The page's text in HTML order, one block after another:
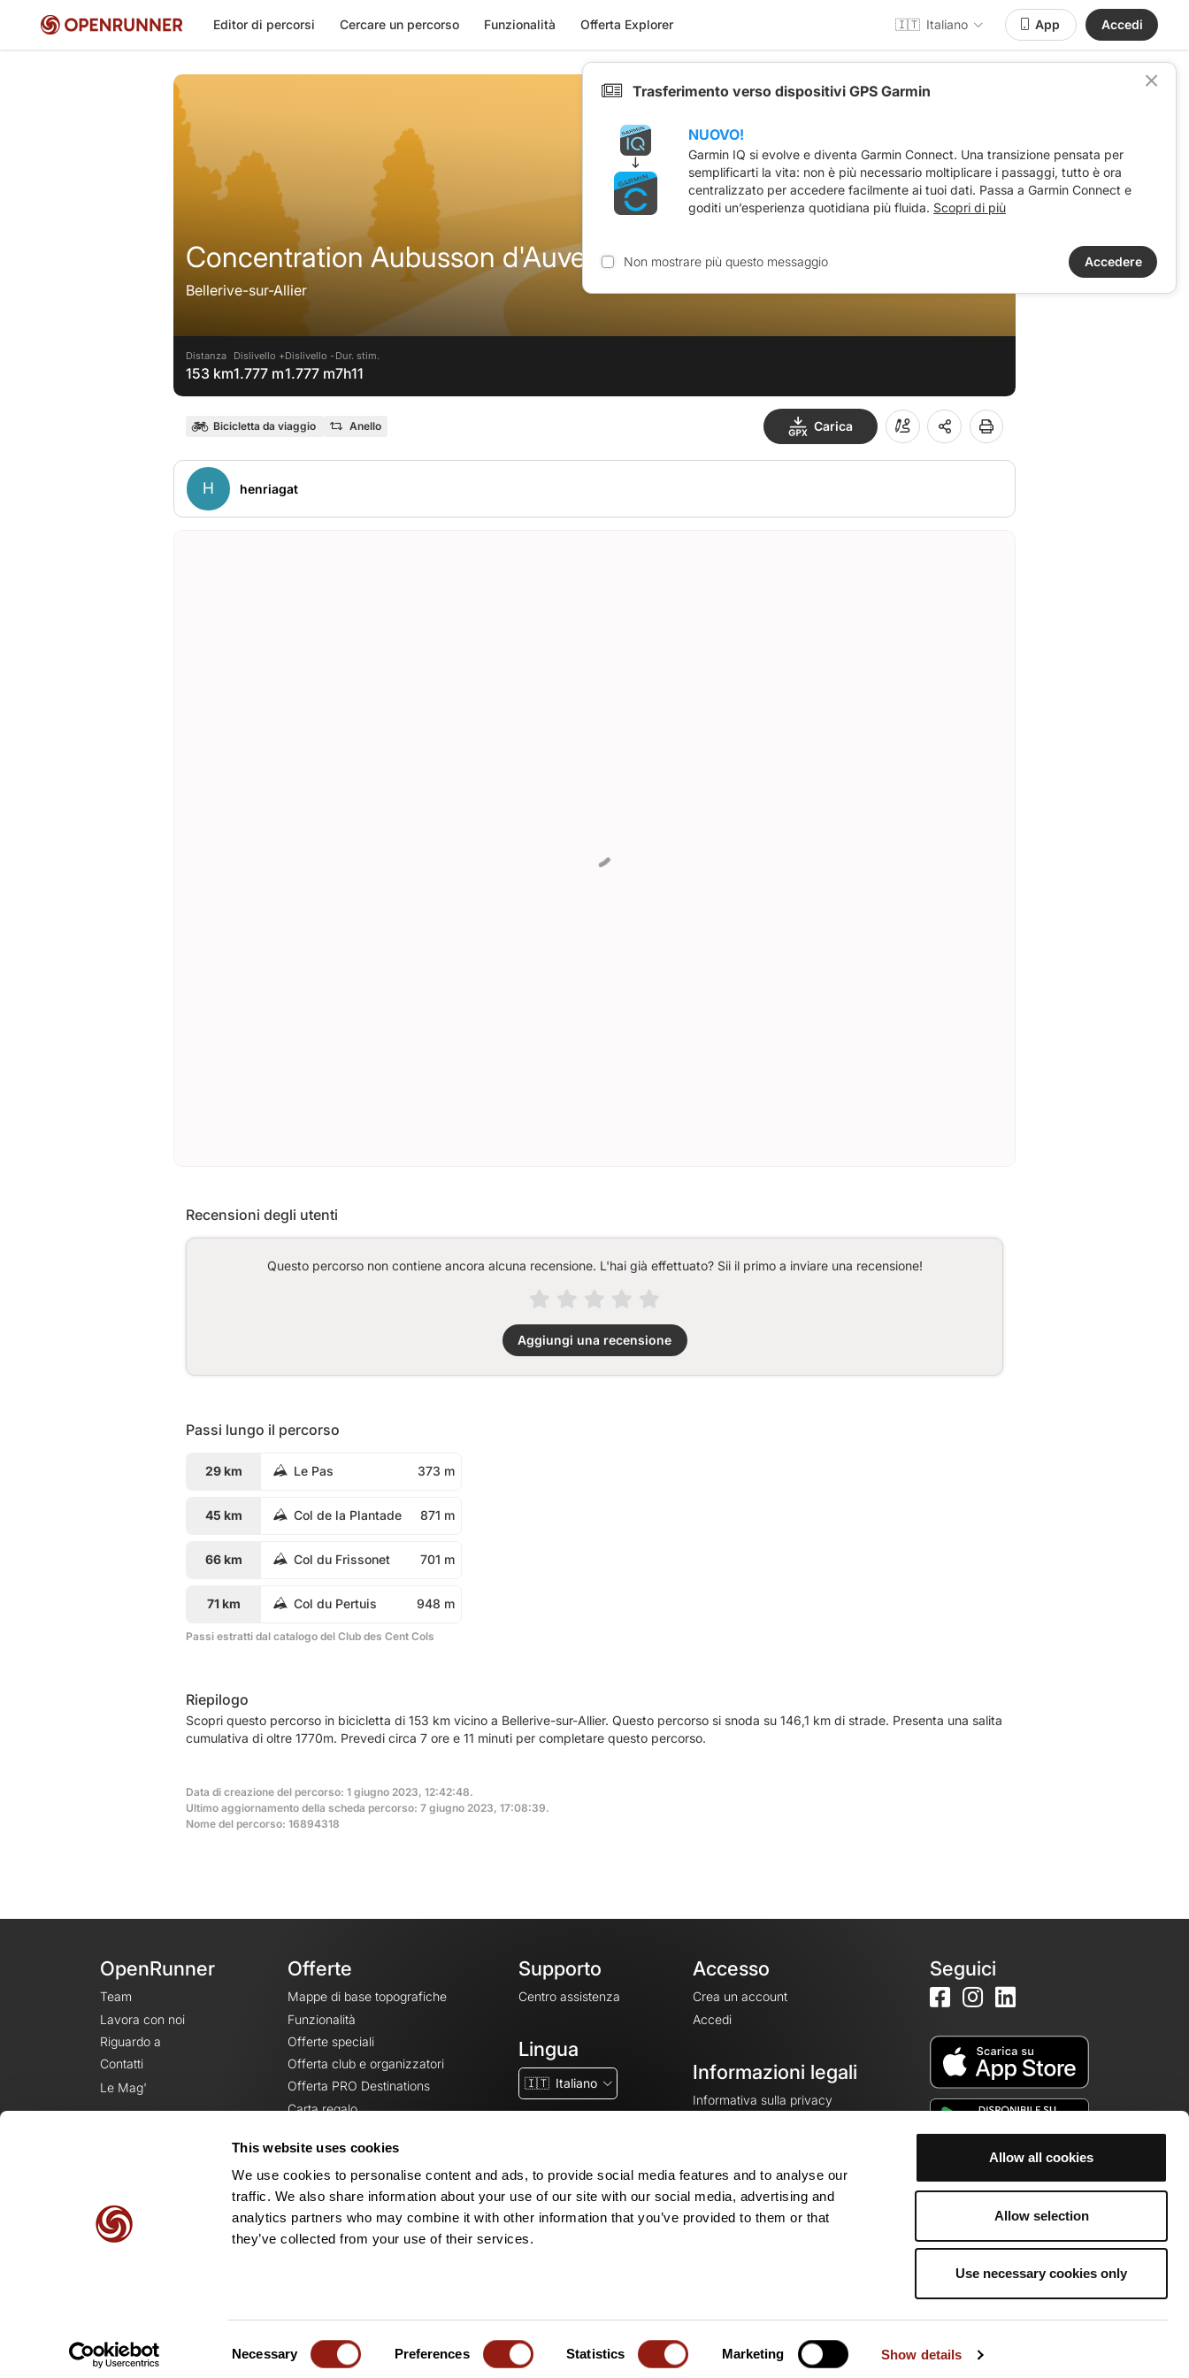
This website uses cookies
We use cookies to personalise content and ads, to provide social media features and to analyse our
traffic. We also share information about your use of our site with our social media, advertising and
analytics partners who may combine it with other information that you’ve provided to them or that
they’ve collected from your use of their services.
Necessary Preferences Statistics Marketing Show details
Allow all cookies
Allow selection
Use necessary cookies only
Editor di percorsi Cercare un percorso Funzionalità Offerta Explorer 🇮🇹 Italiano App Accedi
Concentration Aubusson d'Auvergne 153 km D1800
Bellerive-sur-Allier
Distanza
153 km
Dislivello +
1.777 m
Dislivello -
1.777 m
Dur. stim.
7h11
Bicicletta da viaggio Anello Carica
H henriagat
Recensioni degli utenti
Questo percorso non contiene ancora alcuna recensione. L'hai già effettuato? Sii il primo a inviare una recensione!
Aggiungi una recensione
Passi lungo il percorso
29 km Le Pas 373 m
45 km Col de la Plantade 871 m
66 km Col du Frissonet 701 m
71 km Col du Pertuis 948 m
Passi estratti dal catalogo del Club des Cent Cols
Riepilogo
Scopri questo percorso in bicicletta di 153 km vicino a Bellerive-sur-Allier. Questo percorso si snoda su 146,1 km di strade. Presenta una salita
cumulativa di oltre 1770m. Prevedi circa 7 ore e 11 minuti per completare questo percorso.
Data di creazione del percorso: 1 giugno 2023, 12:42:48.
Ultimo aggiornamento della scheda percorso: 7 giugno 2023, 17:08:39.
Nome del percorso: 16894318
OpenRunner
Team
Lavora con noi
Riguardo a
Contatti
Le Mag'
Offerte
Mappe di base topografiche
Funzionalità
Offerte speciali
Offerta club e organizzatori
Offerta PRO Destinations
Carta regalo
Supporto
Centro assistenza
Lingua
🇮🇹 Italiano
Accesso
Crea un account
Accedi
Informazioni legali
Informativa sulla privacy
Impostazioni dei cookie
Seguici
Crea un account ed entra a far parte della community di appassionati!
Trasferimento verso dispositivi GPS Garmin
NUOVO!
Garmin IQ si evolve e diventa Garmin Connect. Una transizione pensata per
semplificarti la vita: non è più necessario moltiplicare i passaggi, tutto è ora
centralizzato per accedere facilmente ai tuoi dati. Passa a Garmin Connect e
goditi un’esperienza quotidiana più fluida. Scopri di più
Non mostrare più questo messaggio Accedere